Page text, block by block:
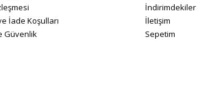
İade Koşulları
Güvenlik
İndirimdekiler
İletişim
Sepetim